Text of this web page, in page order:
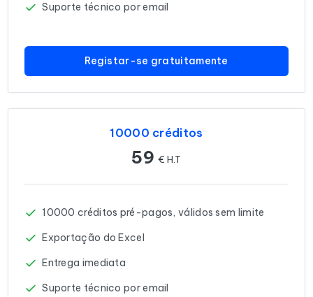
Suporte técnico por email
Registar-se gratuitamente
10000 créditos
59 € H.T
10000 créditos pré-pagos, válidos sem limite
Exportação do Excel
Entrega imediata
Suporte técnico por email